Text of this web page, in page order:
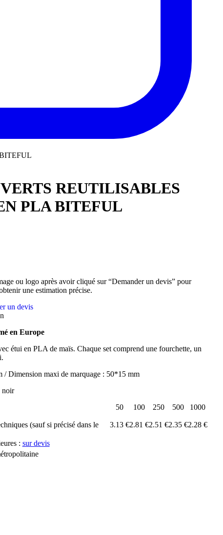
REUTILISABLES
PLA BITEFUL
ou logo après avoir cliqué sur “Demander un devis” pour
une estimation précise.
un devis
en Europe
étui en PLA de maïs. Chaque set comprend une fourchette, un
Dimension maxi de marquage : 50*15 mm
noir
50
100 250 500
1000
(sauf si précisé dans le
3.13 €2.81 €2.51 €2.35 €2.28 €
: sur devis